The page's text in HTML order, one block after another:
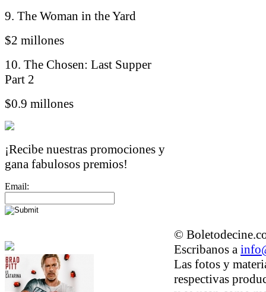
9. The Woman in the Yard
$2 millones
10. The Chosen: Last Supper
Part 2
$0.9 millones
¡Recibe nuestras promociones y
gana fabulosos premios!
Email:
©
Escribanos a
Las fotos y
respectivas